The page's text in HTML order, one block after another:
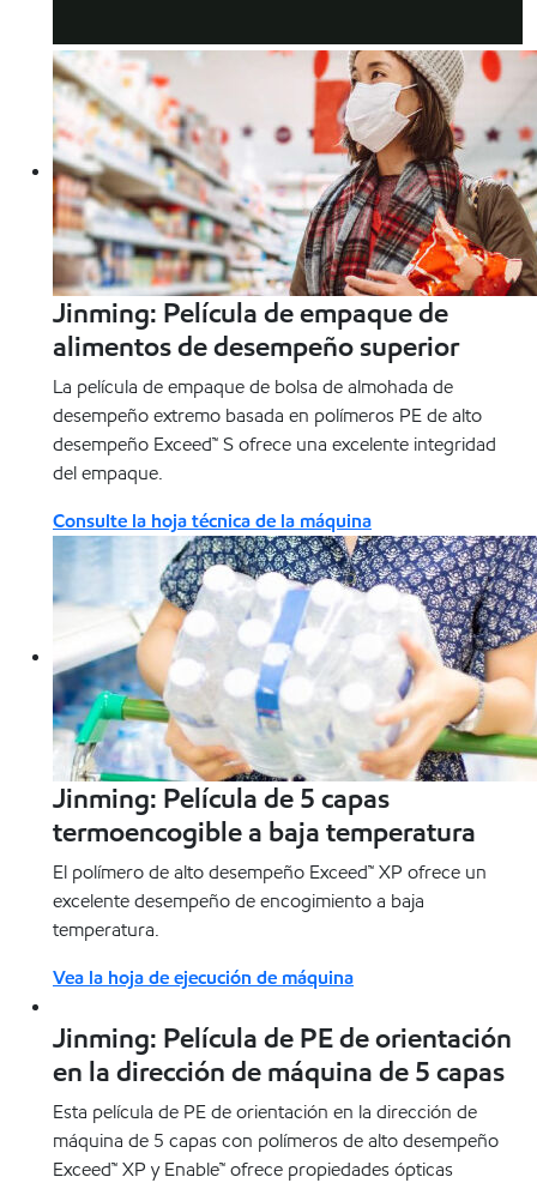
Jinming: Película de empaque de
alimentos de desempeño superior
La película de empaque de bolsa de almohada de
desempeño extremo basada en polímeros PE de alto
desempeño Exceed™ S ofrece una excelente integridad
del empaque.
Consulte la hoja técnica de la máquina
Jinming: Película de 5 capas
termoencogible a baja temperatura
El polímero de alto desempeño Exceed™ XP ofrece un
excelente desempeño de encogimiento a baja
temperatura.
Vea la hoja de ejecución de máquina
Jinming: Película de PE de orientación
en la dirección de máquina de 5 capas
Esta película de PE de orientación en la dirección de
máquina de 5 capas con polímeros de alto desempeño
Exceed™ XP y Enable™ ofrece propiedades ópticas